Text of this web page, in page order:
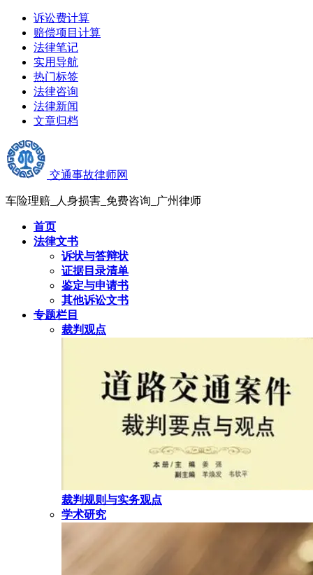
诉讼费计算
赔偿项目计算
法律笔记
实用导航
热门标签
法律咨询
法律新闻
文章归档
交通事故律师网
车险理赔_人身损害_免费咨询_广州律师
首页
法律文书
诉状与答辩状
证据目录清单
鉴定与申请书
其他诉讼文书
专题栏目
裁判观点
裁判规则与实务观点
学术研究